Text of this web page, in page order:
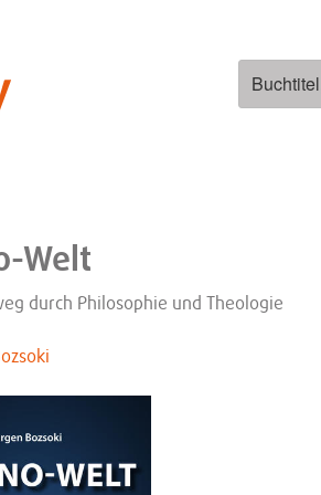
Suchen
Welt
durch Philosophie und Theologie